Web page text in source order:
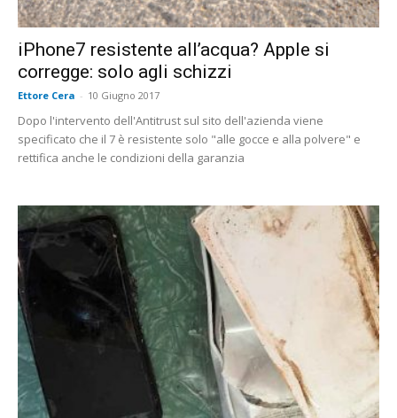
iPhone7 resistente all’acqua? Apple si
corregge: solo agli schizzi
Ettore Cera - 10 Giugno 2017
Dopo l'intervento dell'Antitrust sul sito dell'azienda viene
specificato che il 7 è resistente solo "alle gocce e alla polvere" e
rettifica anche le condizioni della garanzia